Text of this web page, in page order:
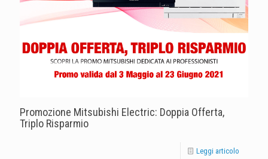
Promozione Mitsubishi Electric: Doppia Offerta,
Triplo Risparmio
Leggi articolo